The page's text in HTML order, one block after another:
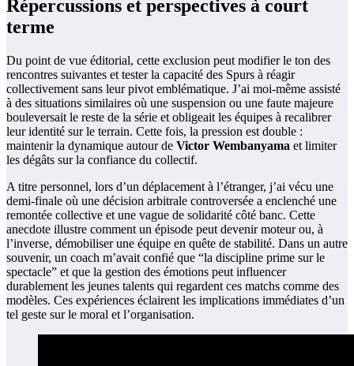
Répercussions et perspectives à court
terme
Du point de vue éditorial, cette exclusion peut modifier le ton des
rencontres suivantes et tester la capacité des Spurs à réagir
collectivement sans leur pivot emblématique. J’ai moi-même assisté
à des situations similaires où une suspension ou une faute majeure
bouleversait le reste de la série et obligeait les équipes à recalibrer
leur identité sur le terrain. Cette fois, la pression est double :
maintenir la dynamique autour de Victor Wembanyama et limiter
les dégâts sur la confiance du collectif.
A titre personnel, lors d’un déplacement à l’étranger, j’ai vécu une
demi-finale où une décision arbitrale controversée a enclenché une
remontée collective et une vague de solidarité côté banc. Cette
anecdote illustre comment un épisode peut devenir moteur ou, à
l’inverse, démobiliser une équipe en quête de stabilité. Dans un autre
souvenir, un coach m’avait confié que “la discipline prime sur le
spectacle” et que la gestion des émotions peut influencer
durablement les jeunes talents qui regardent ces matchs comme des
modèles. Ces expériences éclairent les implications immédiates d’un
tel geste sur le moral et l’organisation.